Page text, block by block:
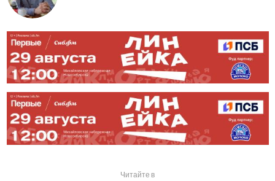
Читайте в